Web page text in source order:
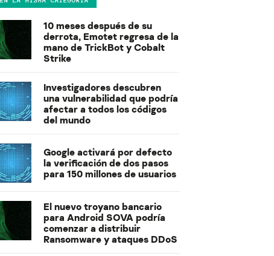
10 meses después de su
derrota, Emotet regresa de la
mano de TrickBot y Cobalt
Strike
Investigadores descubren
una vulnerabilidad que podría
afectar a todos los códigos
del mundo
Google activará por defecto
la verificación de dos pasos
para 150 millones de usuarios
El nuevo troyano bancario
para Android SOVA podría
comenzar a distribuir
Ransomware y ataques DDoS